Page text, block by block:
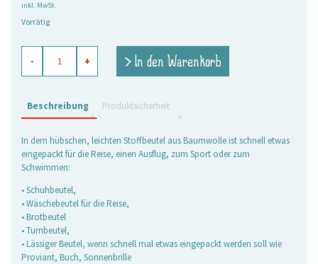
5,90 €4,20 €.
inkl. MwSt.
Vorrätig
mit
Zugband
Fish
grün
- + > In den Warenkorb
Beschreibung Produktsicherheit
In dem hübschen, leichten Stoffbeutel aus Baumwolle ist schnell etwas
eingepackt für die Reise, einen Ausflug, zum Sport oder zum
Schwimmen:
• Schuhbeutel,
• Wäschebeutel für die Reise,
• Brotbeutel
• Turnbeutel,
• Lässiger Beutel, wenn schnell mal etwas eingepackt werden soll wie
Proviant, Buch, Sonnenbrille